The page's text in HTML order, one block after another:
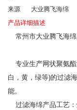
来源
大业腾飞海绵
产品详细描述
常州市大业腾飞海绵
专业生产网状聚氨酯
白，黄，绿等)的过滤
能。
过滤海绵产品工艺：